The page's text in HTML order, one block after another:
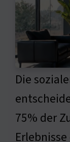
Die
75% der